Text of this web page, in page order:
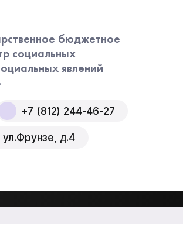
бюджетное
социальных
явлений
+7 (812) 244-46-27
д.4